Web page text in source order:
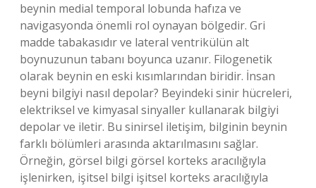
beynin medial temporal lobunda hafıza ve
navigasyonda önemli rol oynayan bölgedir. Gri
madde tabakasıdır ve lateral ventrikülün alt
boynuzunun tabanı boyunca uzanır. Filogenetik
olarak beynin en eski kısımlarından biridir. İnsan
beyni bilgiyi nasıl depolar? Beyindeki sinir hücreleri,
elektriksel ve kimyasal sinyaller kullanarak bilgiyi
depolar ve iletir. Bu sinirsel iletişim, bilginin beynin
farklı bölümleri arasında aktarılmasını sağlar.
Örneğin, görsel bilgi görsel korteks aracılığıyla
işlenirken, işitsel bilgi işitsel korteks aracılığıyla